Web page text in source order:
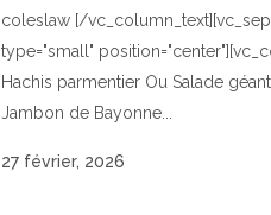
coleslaw [/
type="small"
Hachis parmentier Ou Salade
Jambon de Bayonne...
27 février, 2026